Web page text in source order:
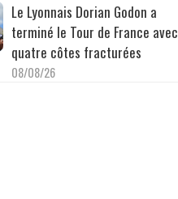
Le Lyonnais Dorian Godon a
terminé le Tour de France avec
quatre côtes fracturées
08/08/26